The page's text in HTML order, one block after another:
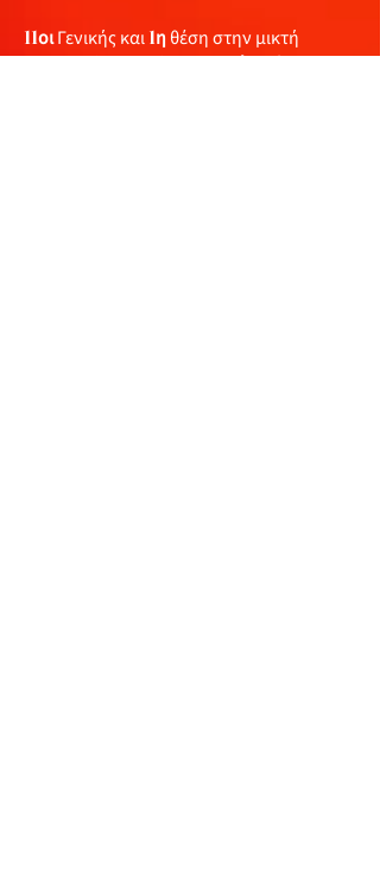
11οιΓενικής και1η θέση στην μικτή
κατηγορία το πλήρωμαΑπόστολος